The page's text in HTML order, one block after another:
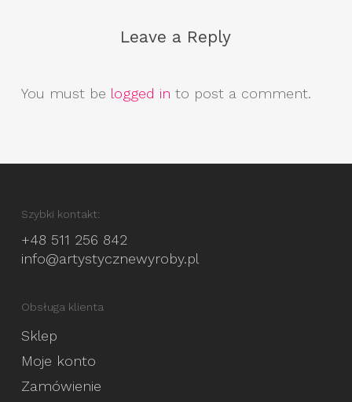
Leave a Reply
You must be logged in to post a comment.
Szybki kontakt:
+48 511 256 842
info@artystycznewyroby.pl
Obsługa klienta
Sklep
Moje konto
Zamówienie